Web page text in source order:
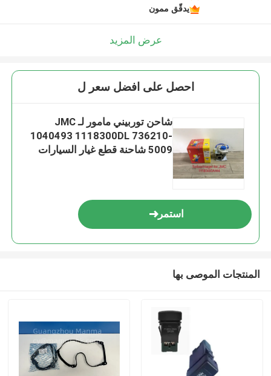
يدقّق ممون
عرض المزيد
احصل على افضل سعر ل
شاحن توربيني مامور لـ JMC
1040493 1118300DL 736210-
5009 شاحنة قطع غيار السيارات
استمر
المنتجات الموصى بها